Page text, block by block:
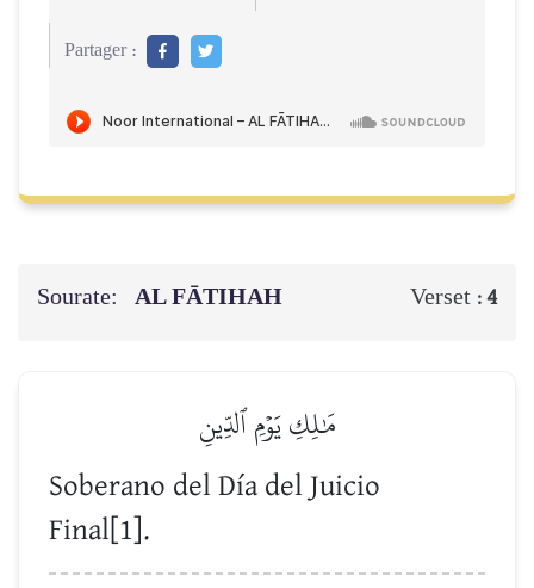
Partager :
Sourate: AL FĀTIHAH Verset :4
مَٰلِكِ يَوۡمِ ٱلدِّينِ
Soberano del Día del Juicio
Final[1].